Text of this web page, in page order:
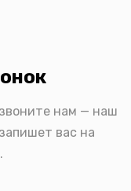
нам — наш
вас на